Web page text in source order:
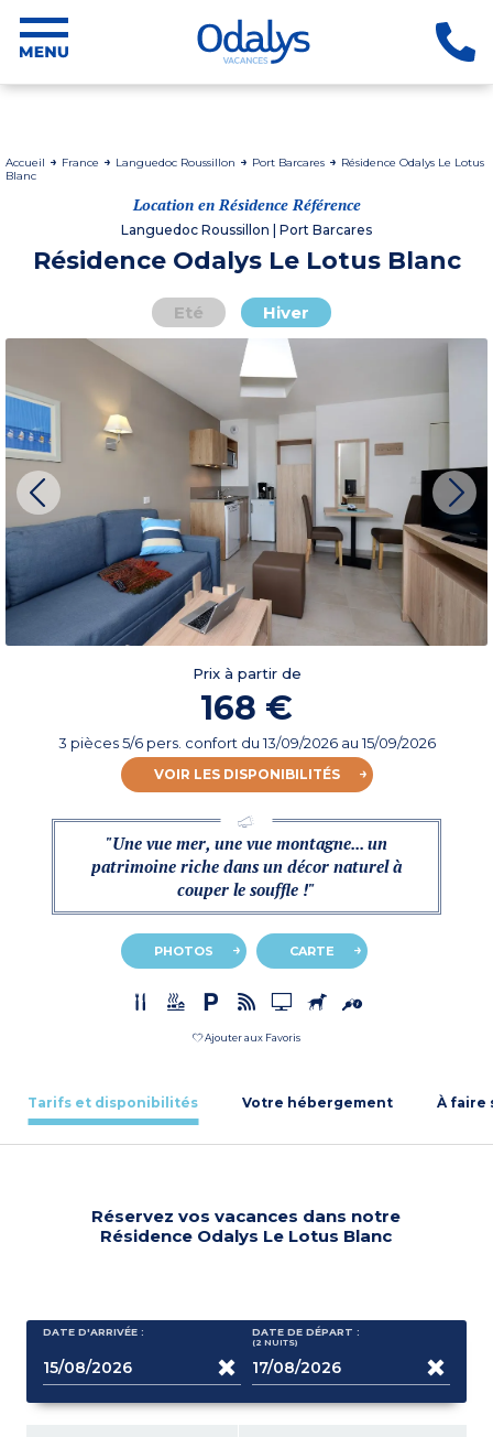
Accueil France Languedoc Roussillon Port Barcares
Résidence Odalys Le Lotus
Blanc
Location en Résidence Référence
Languedoc Roussillon | Port Barcares
Résidence Odalys Le Lotus Blanc
Eté Hiver
Prix à partir de
168 €
3 pièces 5/6 pers. confort du13/09/2026au 15/09/2026
VOIR LES DISPONIBILITÉS
"Une vue mer, une vue montagne... un
patrimoine riche dans un décor naturel à
couper le souffle !"
PHOTOS CARTE
Ajouter aux Favoris
Tarifs et disponibilités Votre hébergement À faire
Réservez vos vacances dans notre
Résidence Odalys Le Lotus Blanc
DATE D'ARRIVÉE : DATE DE DÉPART :
(2 NUITS)